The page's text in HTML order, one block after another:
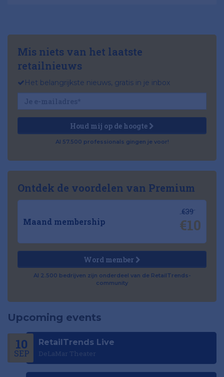
Mis niets van het laatste
retailnieuws
Het belangrijkste nieuws, gratis in je inbox
Houd mij op de hoogte
Al 57.500 professionals gingen je voor!
Ontdek de voordelen van Premium
Maand membership
€39
€10
Word member
Al 2.500 bedrijven zijn onderdeel van de RetailTrends-
community
Upcoming events
10
SEP
RetailTrends Live
DeLaMar Theater